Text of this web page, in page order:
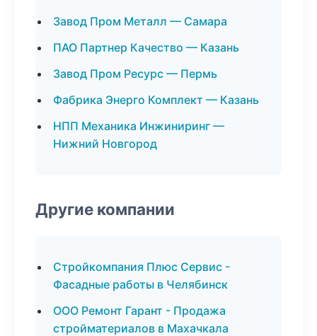
Завод Пром Металл — Самара
ПАО Партнер Качество — Казань
Завод Пром Ресурс — Пермь
Фабрика Энерго Комплект — Казань
НПП Механика Инжиниринг —
Нижний Новгород
Другие компании
Стройкомпания Плюс Сервис -
Фасадные работы в Челябинск
ООО Ремонт Гарант - Продажа
стройматериалов в Махачкала